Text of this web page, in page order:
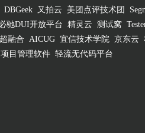
DBGeek 又拍云 美团点评技术团
驰DUI开放平台 精灵云 测试窝
融合 AICUG 宜信技术学院 京东云
目管理软件 轻流无代码平台